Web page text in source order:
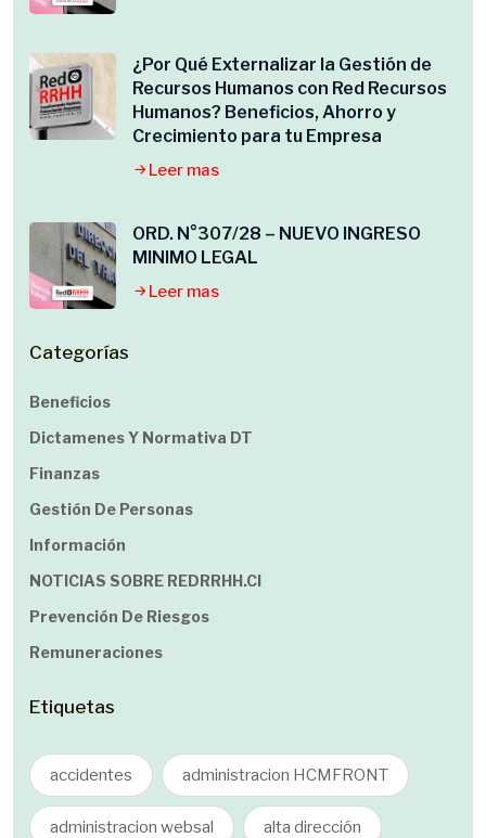
¿Por Qué Externalizar la Gestión de
Recursos Humanos con Red Recursos
Humanos? Beneficios, Ahorro y
Crecimiento para tu Empresa
Leer mas
ORD. N°307/28 – NUEVO INGRESO
MINIMO LEGAL
Leer mas
Categorías
Beneficios
Dictamenes Y Normativa DT
Finanzas
Gestión De Personas
Información
NOTICIAS SOBRE REDRRHH.cl
Prevención De Riesgos
Remuneraciones
Etiquetas
accidentes administracion HCMFRONT
administracion websal alta dirección